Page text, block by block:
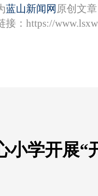
蓝山新闻网 原创文
接： https://
小学开展“